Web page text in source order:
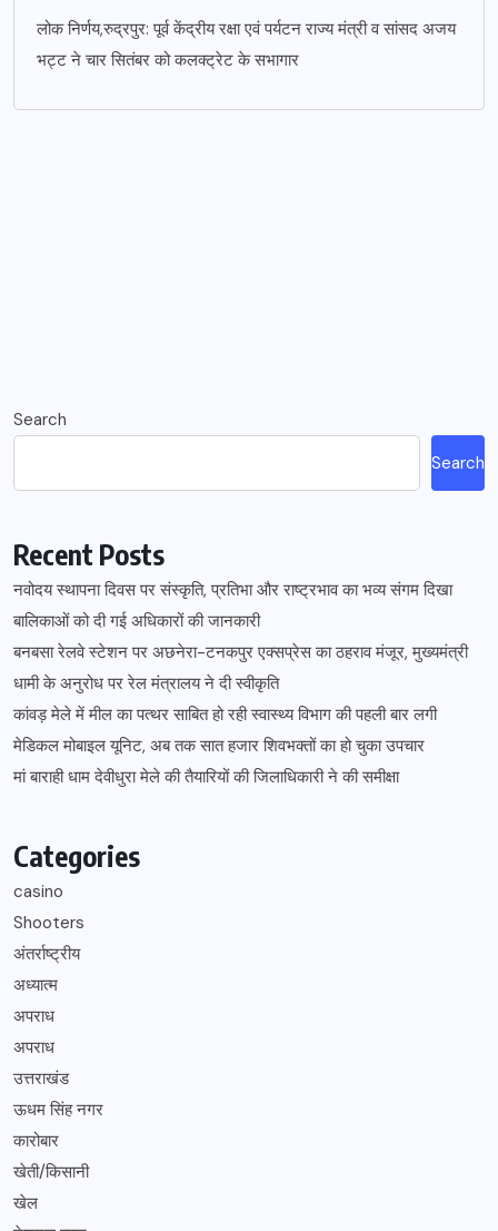
लोक निर्णय,रुद्रपुर: पूर्व केंद्रीय रक्षा एवं पर्यटन राज्य मंत्री व सांसद अजय
भट्ट ने चार सितंबर को कलक्ट्रेट के सभागार
Search
Search
Recent Posts
नवोदय स्थापना दिवस पर संस्कृति, प्रतिभा और राष्ट्रभाव का भव्य संगम दिखा
बालिकाओं को दी गई अधिकारों की जानकारी
बनबसा रेलवे स्टेशन पर अछनेरा-टनकपुर एक्सप्रेस का ठहराव मंजूर, मुख्यमंत्री
धामी के अनुरोध पर रेल मंत्रालय ने दी स्वीकृति
कांवड़ मेले में मील का पत्थर साबित हो रही स्वास्थ्य विभाग की पहली बार लगी
मेडिकल मोबाइल यूनिट, अब तक सात हजार शिवभक्तों का हो चुका उपचार
मां बाराही धाम देवीधुरा मेले की तैयारियों की जिलाधिकारी ने की समीक्षा
Categories
casino
Shooters
अंतर्राष्ट्रीय
अध्यात्म
अपराध
अपराध
उत्तराखंड
ऊधम सिंह नगर
कारोबार
खेती/किसानी
खेल